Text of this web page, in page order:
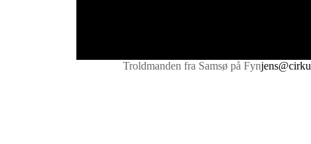
Troldmanden fra Samsø på Fyn